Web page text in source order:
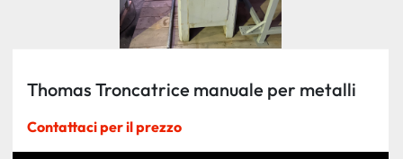
Thomas Troncatrice manuale per metalli
Contattaci per il prezzo